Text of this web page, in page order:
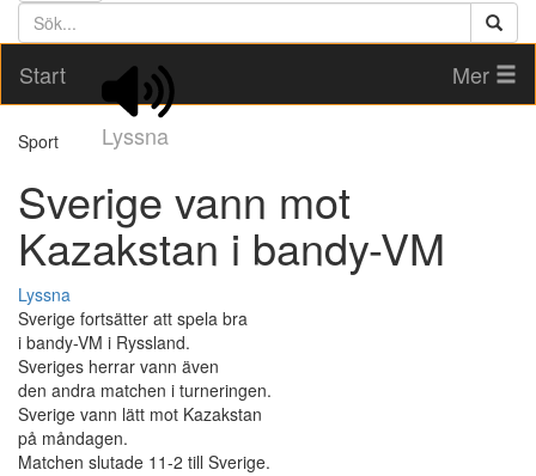
Söktext
Start
Lyssna
Mer
Sport
Sverige vann mot
Kazakstan i bandy-VM
Lyssna
Sverige fortsätter att spela bra
i bandy-VM i Ryssland.
Sveriges herrar vann även
den andra matchen i turneringen.
Sverige vann lätt mot Kazakstan
på måndagen.
Matchen slutade 11-2 till Sverige.